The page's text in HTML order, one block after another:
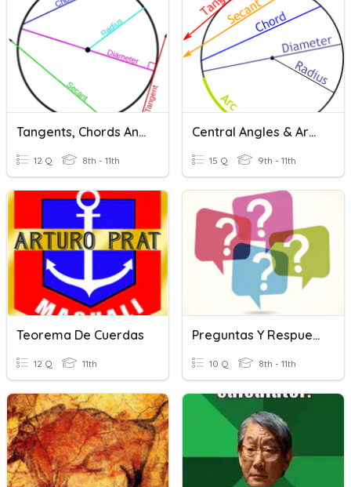
Tangents, Chords And Arcs
12 Q 8th - 11th
Central Angles & Arcs Quiz
15 Q 9th - 11th
Teorema De Cuerdas
12 Q 11th
Preguntas Y Respuestas
10 Q 8th - 11th